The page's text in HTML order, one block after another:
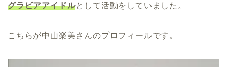
グラビアアイドルとして活動をしていました。
こちらが中山楽美さんのプロフィールです。